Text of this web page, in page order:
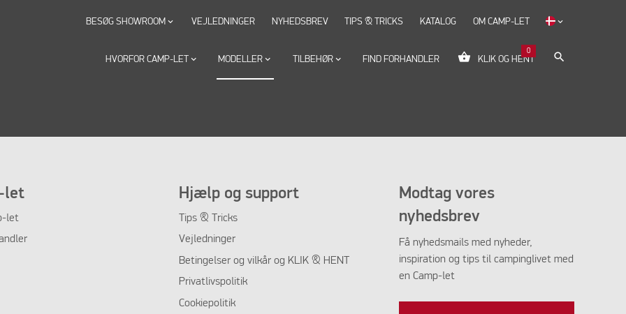
HVORFOR CAMP-LETkeyboard_arrow_down MODELLER keyboard_arrow_down TILBEHØRkeyboard_arrow_down FIND FORHANDLER shopping_basket KLIK OG HENT
0
search
BESØG SHOWROOM keyboard_arrow_down VEJLEDNINGER NYHEDSBREV TIPS & TRICKS KATALOG OM CAMP-LET keyboard_arrow_down
let
let
Hjælp og support
Tips & Tricks
Vejledninger
Betingelser og vilkår og KLIK & HENT
Privatlivspolitik
Cookiepolitik
Modtag vores
nyhedsbrev
Få nyhedsmails med nyheder,
inspiration og tips til campinglivet med
en Camp-let